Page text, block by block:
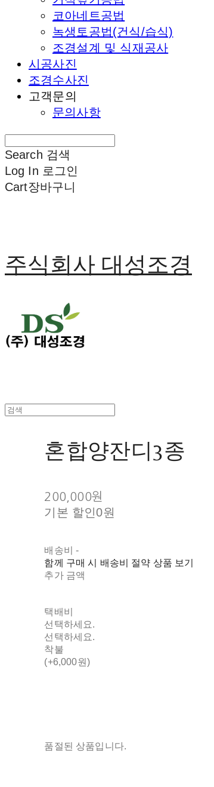
코아네트공법
녹생토공법(건식/습식)
조경설계 및 식재공사
시공사진
조경수사진
고객문의
문의사항
Search 검색
Log In 로그인
Cart장바구니
주식회사 대성조경
혼합양잔디3종
200,000원
기본 할인0원
배송비-
함께 구매 시 배송비 절약 상품 보기
추가 금액
택배비
선택하세요.
선택하세요.
착불
(+6,000원)
품절된 상품입니다.